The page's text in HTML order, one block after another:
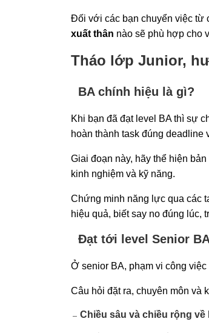
Đối với các bạn chuyển việc từ
xuất thân nào sẽ phù hợp cho
Tháo lớp Junior,
BA chính hiệu là gì?
Khi bạn đã đạt level BA thì sự
hoàn thành task đúng
Giai đoạn này, hãy thể hiện
kinh nghiệm và kỹ năng.
Chứng minh năng lực qua các
hiệu quả, biết say no đúng lúc,
Đạt tới level Senior
Ở senior BA, phạm vi công
Câu hỏi đặt ra, chuyên môn và
Chiều sâu và chiều rộng